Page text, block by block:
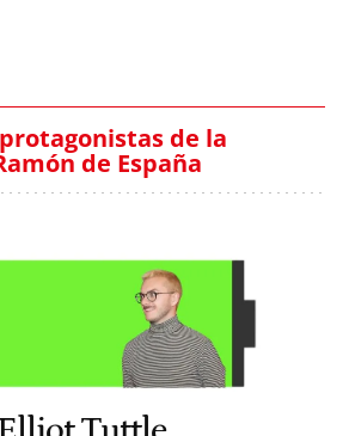
de la
de España